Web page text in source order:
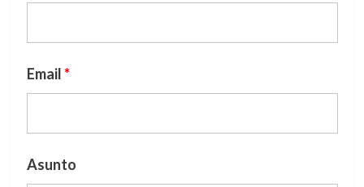
Email*
Asunto